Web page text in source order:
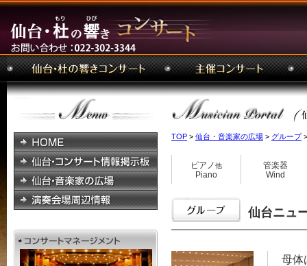
TOP > 仙台・音楽家の広場 > グループ
ピアノ他
Piano
管楽器
Wind
仙台ニュ
母体